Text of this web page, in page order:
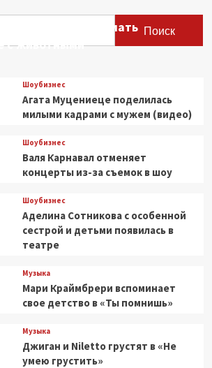
Поиск
заявила, что мать
с животными
Шоубизнес
Агата Муцениеце поделилась
милыми кадрами с мужем (видео)
Шоубизнес
Валя Карнавал отменяет
концерты из-за съемок в шоу
Шоубизнес
Аделина Сотникова с особенной
сестрой и детьми появилась в
театре
Музыка
Мари Краймбрери вспоминает
свое детство в «Ты помнишь»
Музыка
Джиган и Niletto грустят в «Не
умею грустить»